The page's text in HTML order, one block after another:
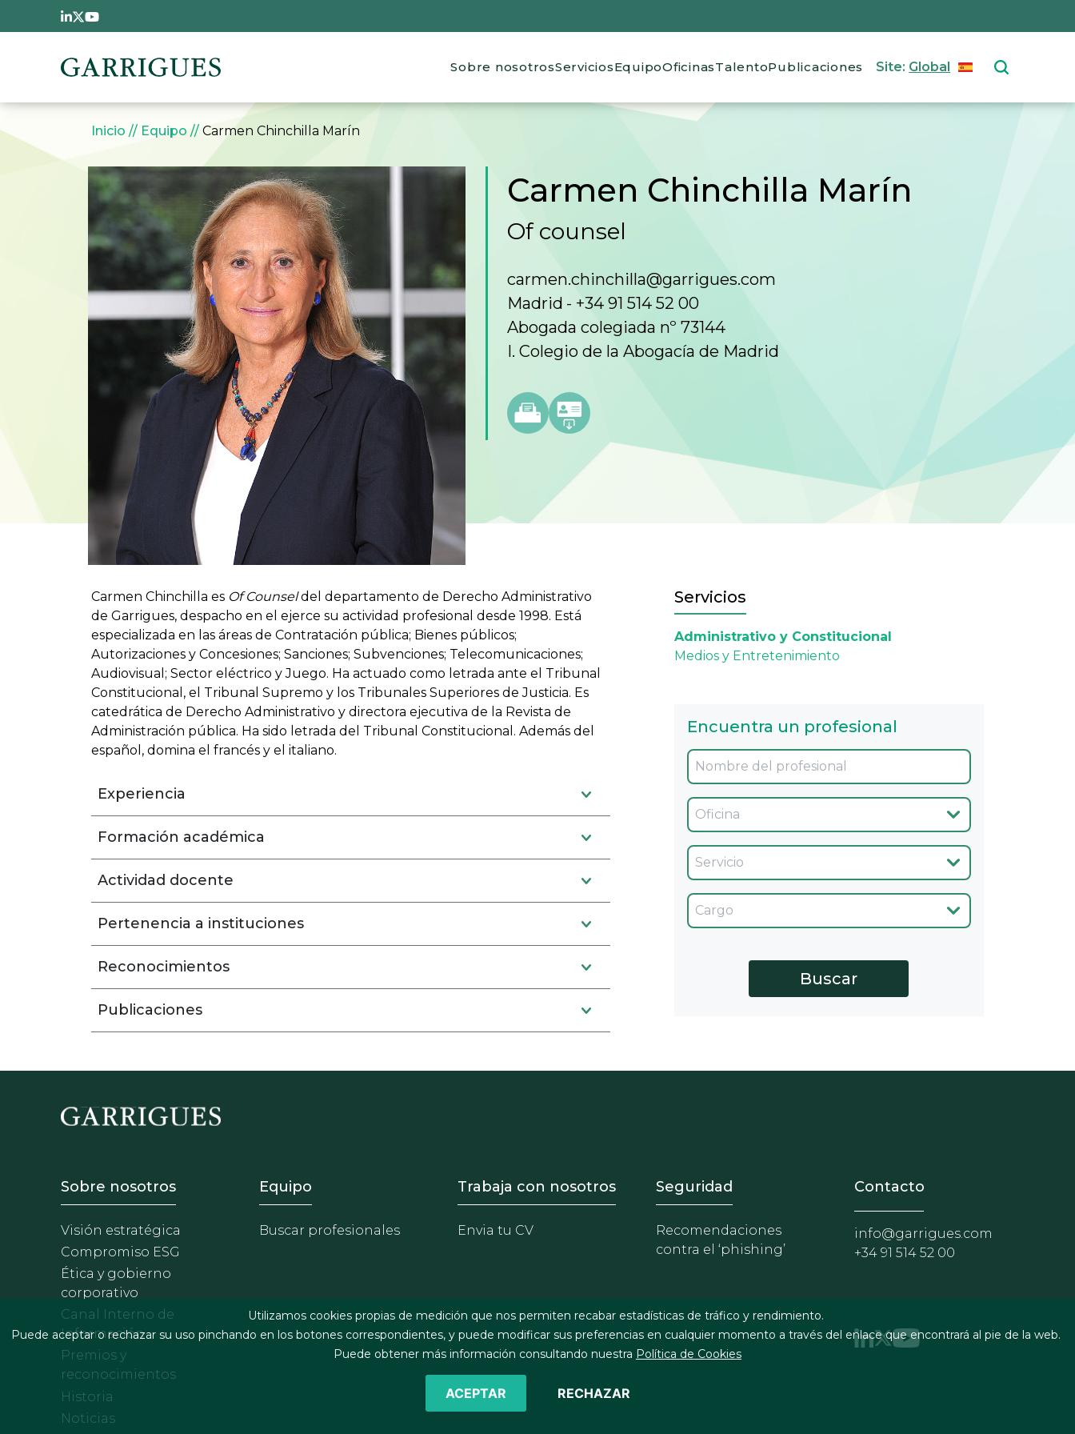
Pasar al contenido principal
Main navigation
Sobre nosotrosServiciosEquipoOficinasTalentoPublicaciones Site: GlobalSelect your
Sobrescribir enlaces de ayuda a la navegación
Inicio Equipo Carmen Chinchilla Marín
Carmen Chinchilla Marín
Of counsel
carmen.chinchilla@garrigues.com
Madrid
+34 91 514 52 00
Abogada colegiada nº 73144
I. Colegio de la Abogacía de Madrid
Carmen Chinchilla es Of Counseldel departamento de Derecho Administrativo
de Garrigues, despacho en el ejerce su actividad profesional desde 1998. Está
especializada en las áreas de Contratación pública; Bienes públicos;
Autorizaciones y Concesiones; Sanciones; Subvenciones; Telecomunicaciones;
Audiovisual; Sector eléctrico y Juego. Ha actuado como letrada ante el Tribunal
Constitucional, el Tribunal Supremo y los Tribunales Superiores de Justicia. Es
catedrática de Derecho Administrativo y directora ejecutiva de la Revista de
Administración pública. Ha sido letrada del Tribunal Constitucional. Además del
español, domina el francés y el italiano.
Experiencia
Formación académica
Actividad docente
Pertenencia a instituciones
Reconocimientos
Publicaciones
Servicios
Administrativo y Constitucional
Medios y Entretenimiento
Encuentra un profesional
Oficina
Servicio
Cargo
Footer - Sobre Nosotros
Sobre nosotros
Visión estratégica
Compromiso ESG
Ética y gobierno
corporativo
Canal Interno de
Información
Premios y
reconocimientos
Historia
Noticias
Footer - Equipo
Equipo
Buscar profesionales
Footer - Trabaja con nosotros
Trabaja con nosotros
Envia tu CV
Footer - Extranet y herramientas
Seguridad
Recomendaciones
contra el ‘phishing’
Contacto
info@garrigues.com
+34 91 514 52 00
Utilizamos cookies propias de medición que nos permiten recabar estadísticas de tráfico y rendimiento.
Puede aceptar o rechazar su uso pinchando en los botones correspondientes, y puede modificar sus preferencias en cualquier momento a través del enlace que encontrará al pie de la web.
Puede obtener más información consultando nuestra Política de Cookies
ACEPTAR RECHAZAR